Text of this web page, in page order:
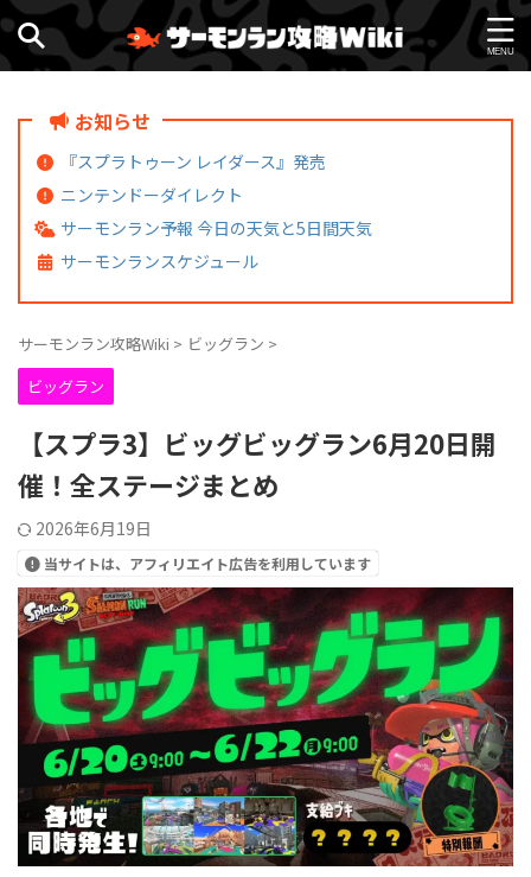
お知らせ
『スプラトゥーン レイダース』発売
ニンテンドーダイレクト
サーモンラン予報 今日の天気と5日間天気
サーモンランスケジュール
サーモンラン攻略Wiki > ビッグラン >
ビッグラン
【スプラ3】ビッグビッグラン6月20日開
催！全ステージまとめ
2026年6月19日
当サイトは、アフィリエイト広告を利用しています